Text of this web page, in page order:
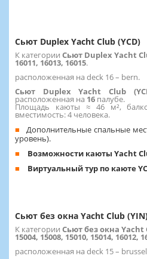
Сьют Duplex Yacht Club (YCD)
К категории Сьют Duplex Yacht
16011, 16013, 16015.
расположенная на deck 16 – bern.
Сьют Duplex Yacht Club
расположенная на 16 палубе.
Площадь каюты ≈ 46 м²,
вместимость: 4 человека.
Дополнительные спальные
уровень).
Возможности каюты Yacht
Виртуальный тур по каюте
Сьют без окна Yacht Club
К категории Сьют без окна Yacht
15004, 15008, 15010, 15014, 16012,
расположенная на deck 15 –